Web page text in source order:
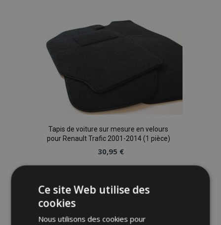
liste
d'achats
Tapis de voiture sur mesure en velours
pour Renault Trafic 2001-2014 (1 pièce)
30,95 €
Ajouter
Ce site Web utilise des
cookies
Nous utilisons des cookies pour